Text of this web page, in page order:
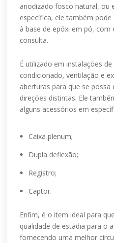
anodizado fosco natural, ou
específica, ele também
à base de epóxi em pó, com
consulta.
É utilizado em instalações
condicionado, ventilação e
aberturas para que se
direções distintas. Ele
alguns acessórios em
Caixa plenum;
Dupla deflexão;
Registro;
Captor.
Enfim, é o item ideal para
qualidade de estadia para o
fornecendo uma melhor